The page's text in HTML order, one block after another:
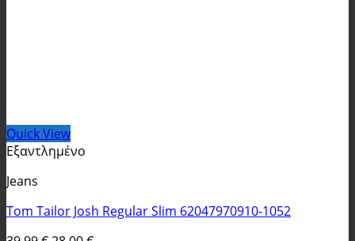
Quick View
Εξαντλημένο
Jeans
Tom Tailor Josh Regular Slim 62047970910-1052